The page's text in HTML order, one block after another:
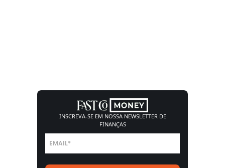
INSCREVA-SE EM NOSSA NEWSLETTER DE
FINANÇAS